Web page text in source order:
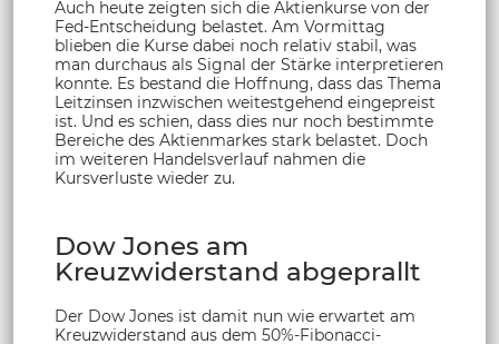
Auch heute zeigten sich die Aktienkurse von der
Fed-Entscheidung belastet. Am Vormittag
blieben die Kurse dabei noch relativ stabil, was
man durchaus als Signal der Stärke interpretieren
konnte. Es bestand die Hoffnung, dass das Thema
Leitzinsen inzwischen weitestgehend eingepreist
ist. Und es schien, dass dies nur noch bestimmte
Bereiche des Aktienmarkes stark belastet. Doch
im weiteren Handelsverlauf nahmen die
Kursverluste wieder zu.
Dow Jones am
Kreuzwiderstand abgeprallt
Der Dow Jones ist damit nun wie erwartet am
Kreuzwiderstand aus dem 50%-Fibonacci-